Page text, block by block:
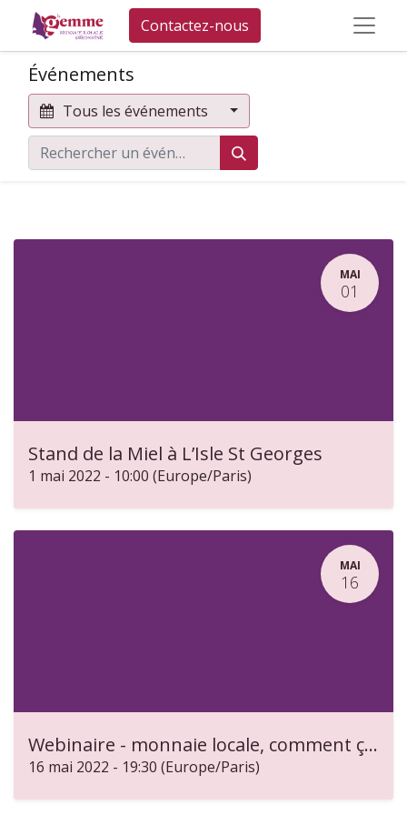
Contactez-nous
Événements
Tous les événements
MAI
01
Stand de la Miel à L’Isle St Georges
1 mai 2022 - 10:00 (Europe/Paris)
MAI
16
Webinaire - monnaie locale, comment ça marche ?
16 mai 2022 - 19:30 (Europe/Paris)